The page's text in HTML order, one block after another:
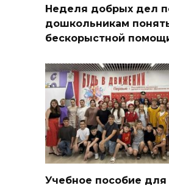
Неделя добрых дел
дошкольникам
бескорыстной
Учебное пособие для